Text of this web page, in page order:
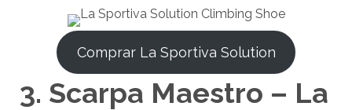
Comprar La Sportiva Solution
3. Scarpa Maestro – La